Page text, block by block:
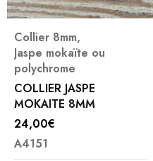
Collier 8mm,
Jaspe mokaïte ou
polychrome
COLLIER JASPE
MOKAITE 8MM
24,00€
A4151